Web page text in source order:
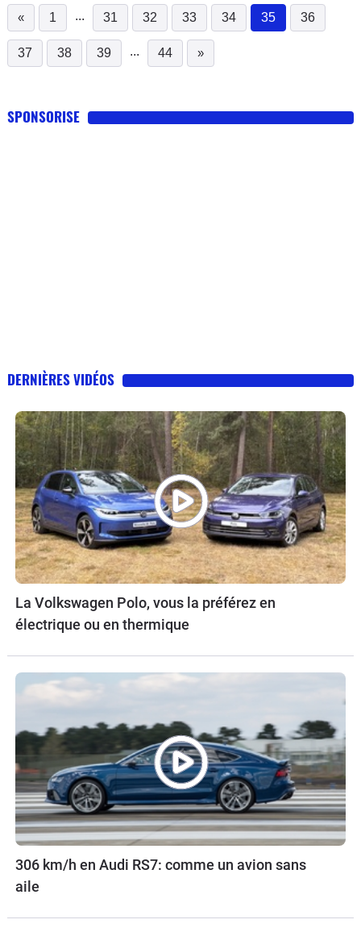
« 1 ... 31 32 33 34 35
(current)
36
37 38 39 ... 44 »
SPONSORISE
DERNIÈRES VIDÉOS
La Volkswagen Polo, vous la préférez en
électrique ou en thermique
306 km/h en Audi RS7: comme un avion sans
aile